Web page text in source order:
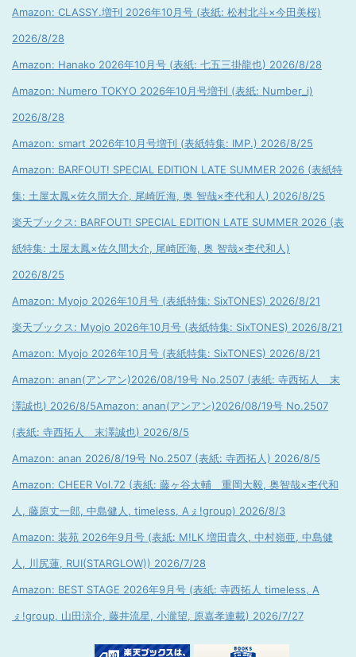
Amazon: CLASSY.増刊 2026年10月号 (表紙: 松村北斗×今田美桜)
2026/8/28
Amazon: Hanako 2026年10月号 (表紙: 七五三掛龍也) 2026/8/28
Amazon: Numero TOKYO 2026年10月号増刊 (表紙: Number_i)
2026/8/28
Amazon: smart 2026年10月号増刊 (表紙特集: IMP.) 2026/8/25
Amazon: BARFOUT! SPECIAL EDITION LATE SUMMER 2026 (表紙特
集: 土屋太鳳×佐久間大介, 尾崎匠海, 奥 智哉×杢代和人) 2026/8/25
楽天ブックス: BARFOUT! SPECIAL EDITION LATE SUMMER 2026 (表
紙特集: 土屋太鳳×佐久間大介, 尾崎匠海, 奥 智哉×杢代和人)
2026/8/25
Amazon: Myojo 2026年10月号 (表紙特集: SixTONES) 2026/8/21
楽天ブックス: Myojo 2026年10月号 (表紙特集: SixTONES) 2026/8/21
Amazon: Myojo 2026年10月号 (表紙特集: SixTONES) 2026/8/21
Amazon: anan(アンアン)2026/08/19号 No.2507 (表紙: 寺西拓人 末
澤誠也) 2026/8/5Amazon: anan(アンアン)2026/08/19号 No.2507
(表紙: 寺西拓人 末澤誠也) 2026/8/5
Amazon: anan 2026/8/19号 No.2507 (表紙: 寺西拓人) 2026/8/5
Amazon: CHEER Vol.72 (表紙: 藤ヶ谷太輔 重岡大毅, 奥智哉×杢代和
人, 藤原丈一郎, 中島健人, timeless, Aぇ!group) 2026/8/3
Amazon: 装苑 2026年9月号 (表紙: M!LK 増田貴久, 中村嶺亜, 中島健
人, 川尻蓮, RUI(STARGLOW)) 2026/7/28
Amazon: BEST STAGE 2026年9月号 (表紙: 寺西拓人 timeless, A
ぇ!group, 山田涼介, 藤井流星, 小瀧望, 原嘉孝連載) 2026/7/27